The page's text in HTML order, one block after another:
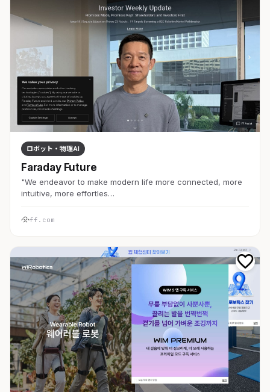
ロボット・物理AI
Faraday Future
"We endeavor to make modern life more connected, more
intuitive, more effortles…
ff.com